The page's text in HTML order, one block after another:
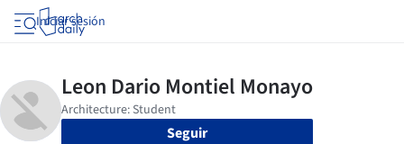
Iniciar sesión
Seguir